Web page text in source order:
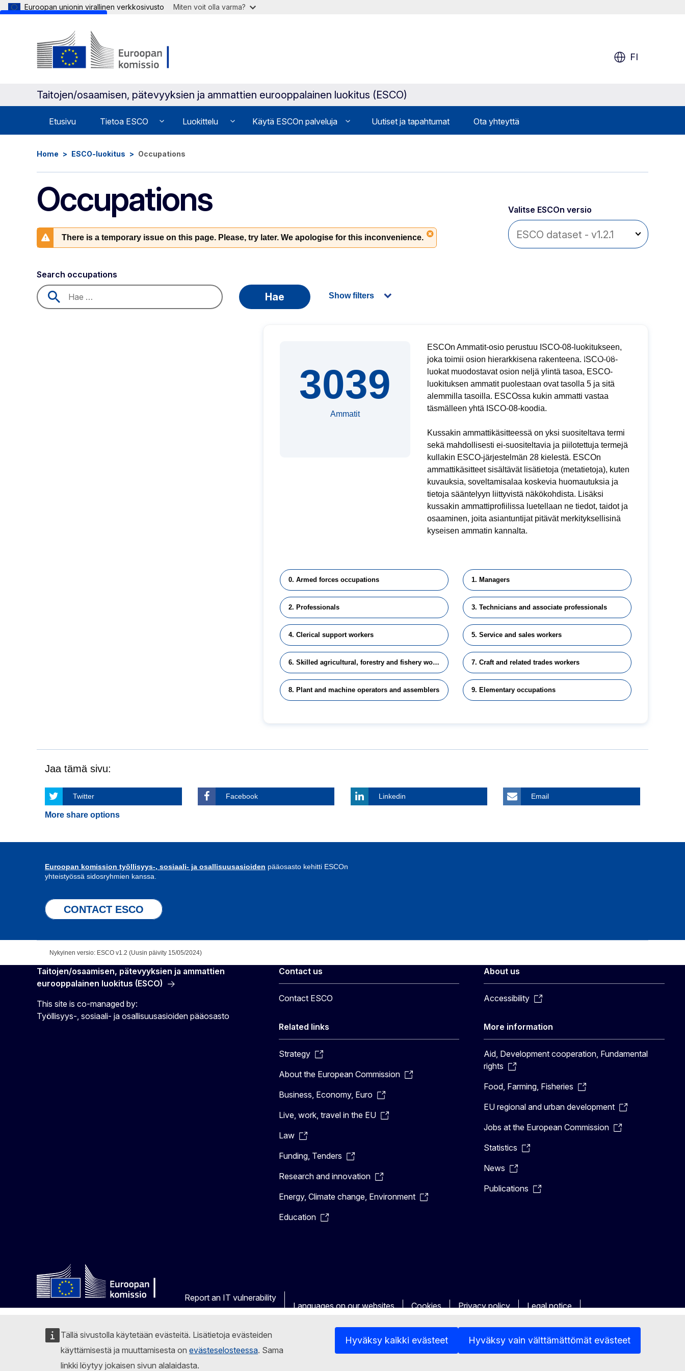
Euroopan unionin virallinen verkkosivusto Miten voit olla varma?
Tällä sivustolla käytetään evästeitä. Lisätietoja evästeiden
käyttämisestä ja muuttamisesta on evästeselosteessa. Sama
linkki löytyy jokaisen sivun alalaidasta.
Hyväksy kaikki evästeet Hyväksy vain välttämättömät evästeet
FI
Taitojen/osaamisen, pätevyyksien ja ammattien eurooppalainen luokitus (ESCO)
Etusivu Tietoa ESCO Luokittelu Käytä ESCOn palveluja Uutiset ja tapahtumat Ota yhteyttä
Home ESCO-luokitus Occupations
Occupations
There is a temporary issue on this page. Please, try later. We apologise for this inconvenience.
Valitse ESCOn versio
Search occupations
Hae Show filters
3039
Ammatit
ESCOn Ammatit-osio perustuu ISCO-08-luokitukseen,
joka toimii osion hierarkkisena rakenteena. ISCO-08-
luokat muodostavat osion neljä ylintä tasoa, ESCO-
luokituksen ammatit puolestaan ovat tasolla 5 ja sitä
alemmilla tasoilla. ESCOssa kukin ammatti vastaa
täsmälleen yhtä ISCO-08-koodia.
Kussakin ammattikäsitteessä on yksi suositeltava termi
sekä mahdollisesti ei-suositeltavia ja piilotettuja termejä
kullakin ESCO-järjestelmän 28 kielestä. ESCOn
ammattikäsitteet sisältävät lisätietoja (metatietoja), kuten
kuvauksia, soveltamisalaa koskevia huomautuksia ja
tietoja sääntelyyn liittyvistä näkökohdista. Lisäksi
kussakin ammattiprofiilissa luetellaan ne tiedot, taidot ja
osaaminen, joita asiantuntijat pitävät merkityksellisinä
kyseisen ammatin kannalta.
0. Armed forces occupations 1. Managers
2. Professionals 3. Technicians and associate professionals
4. Clerical support workers 5. Service and sales workers
6. Skilled agricultural, forestry and fishery workers 7. Craft and related trades workers
8. Plant and machine operators and assemblers 9. Elementary occupations
Jaa tämä sivu:
Twitter Facebook Linkedin Email
More share options
Euroopan komission työllisyys-, sosiaali- ja osallisuusasioiden pääosasto kehitti ESCOn
yhteistyössä sidosryhmien kanssa.
CONTACT ESCO
Nykyinen versio: ESCO v1.2 (Uusin päivity 15/05/2024)
Taitojen/osaamisen, pätevyyksien ja ammattien
eurooppalainen luokitus (ESCO)
This site is co-managed by:
Työllisyys-, sosiaali- ja osallisuusasioiden pääosasto
Contact us
Contact ESCO
Related links
Strategy
About the European Commission
Business, Economy, Euro
Live, work, travel in the EU
Law
Funding, Tenders
Research and innovation
Energy, Climate change, Environment
Education
About us
Accessibility
More information
Aid, Development cooperation, Fundamental
rights
Food, Farming, Fisheries
EU regional and urban development
Jobs at the European Commission
Statistics
News
Publications
Report an IT vulnerability
Languages on our websites
Cookies Privacy policy Legal notice